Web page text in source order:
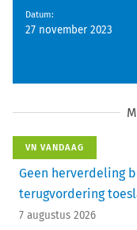
Datum:
27 november 2023
VN VANDAAG
Geen herverdeling
terugvordering
7 augustus 2026